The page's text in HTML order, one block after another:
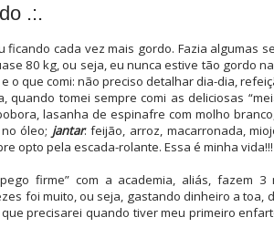
.:.
cada vez mais gordo. Fazia algumas
80 kg, ou seja, eu nunca estive tão gordo
o que comi: não preciso detalhar dia-dia,
tomei sempre comi as deliciosas
lasanha de espinafre com molho
óleo; jantar: feijão, arroz, macarronada,
opto pela escada-rolante. Essa é minha vida!!!
firme” com a academia, aliás, fazem
foi muito, ou seja, gastando dinheiro a toa,
precisarei quando tiver meu primeiro